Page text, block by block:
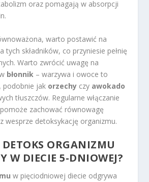
oraz pomagają w absorpcji
warto postawić na
tych składników, co przyniesie pełnię
Warto zwrócić uwagę na
błonnik – warzywa i owoce to
podobnie jak orzechy czy awokado
tłuszczów. Regularne włączanie
zachować równowagę
wesprze detoksykację organizmu.
DETOKS ORGANIZMU
W DIECIE 5-DNIOWEJ?
w pięciodniowej diecie odgrywa